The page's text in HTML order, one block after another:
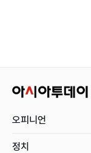
오피니언
정치